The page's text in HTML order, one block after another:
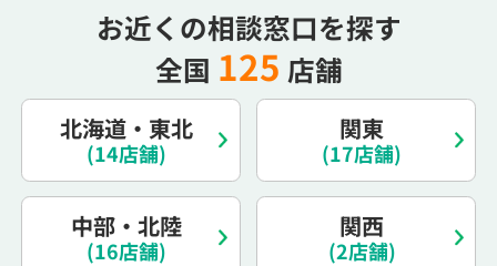
お近くの相談窓口を探す
全国 125 店舗
北海道・東北
(14店舗)
関東
(17店舗)
中部・北陸
(16店舗)
関西
(2店舗)